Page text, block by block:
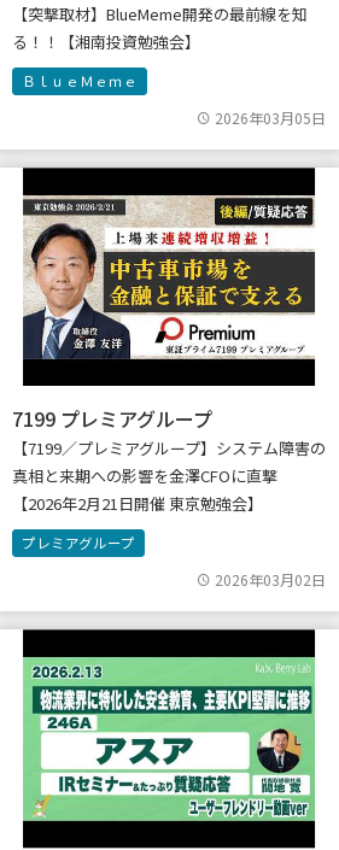
【突撃取材】BlueMeme開発の最前線を知
る！！【湘南投資勉強会】
ＢｌｕｅＭｅｍｅ
2026年03月05日
7199 プレミアグループ
【7199／プレミアグループ】システム障害の
真相と来期への影響を金澤CFOに直撃
【2026年2月21日開催 東京勉強会】
プレミアグループ
2026年03月02日